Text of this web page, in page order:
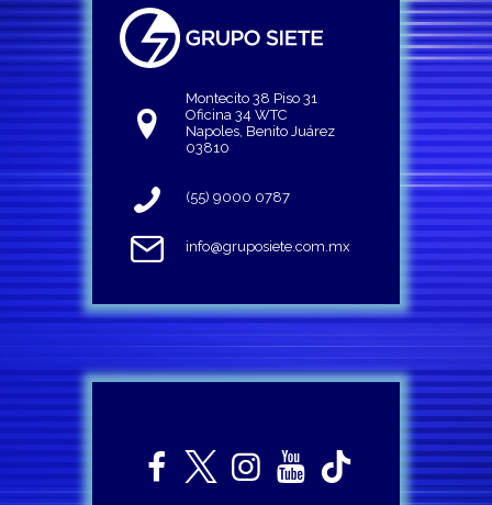
Montecito 38 Piso 31
Oficina 34 WTC
Napoles, Benito Juárez
03810
(55) 9000 0787
info@gruposiete.com.mx